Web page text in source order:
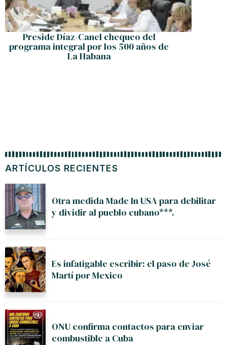
ARTÍCULOS RECIENTES
Otra medida Made In USA para debilitar
y dividir al pueblo cubano***.
Es infatigable escribir: el paso de José
Martí por Mexico
ONU confirma contactos para enviar
combustible a Cuba
Preside Díaz-Canel chequeo del
programa integral por los 500 años de
La Habana